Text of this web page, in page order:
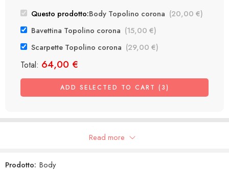
Questo prodotto:Body Topolino corona (20,00 €)
Bavettina Topolino corona (15,00 €)
Scarpette Topolino corona (29,00 €)
Total: 64,00 €
ADD SELECTED TO CART (3)
Recensioni GoogleRead more
Prodotto: Body